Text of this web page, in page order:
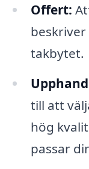
Offert:
takbytet.
till att
hög
passar